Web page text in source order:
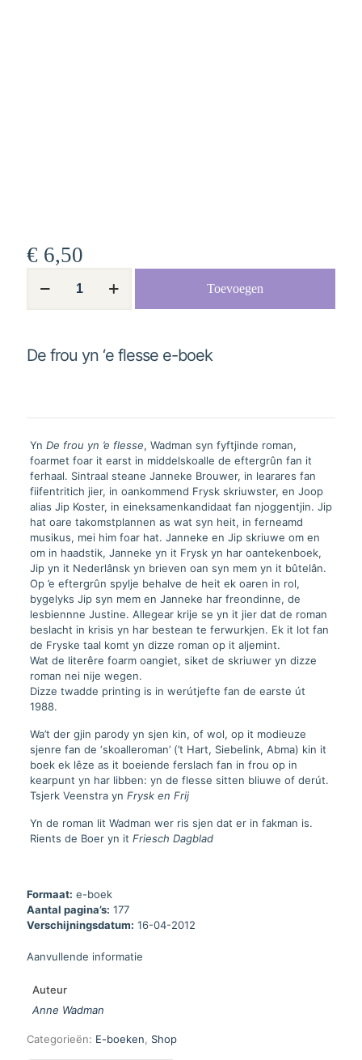
€ 6,50
frou
e-
Toevoegen
De frou yn ‘e flesse e-boek
Yn De frou yn ’e flesse, Wadman syn fyftjinde roman,
foarmet foar it earst in middelskoalle de eftergrûn fan it
ferhaal. Sintraal steane Janneke Brouwer, in learares fan
fiifentritich jier, in oankommend Frysk skriuwster, en Joop
alias Jip Koster, in eineksamenkandidaat fan njoggentjin. Jip
hat oare takomstplannen as wat syn heit, in ferneamd
musikus, mei him foar hat. Janneke en Jip skriuwe om en
om in haadstik, Janneke yn it Frysk yn har oantekenboek,
Jip yn it Nederlânsk yn brieven oan syn mem yn it bûtelân.
Op ’e eftergrûn spylje behalve de heit ek oaren in rol,
bygelyks Jip syn mem en Janneke har freondinne, de
lesbiennne Justine. Allegear krije se yn it jier dat de roman
beslacht in krisis yn har bestean te ferwurkjen. Ek it lot fan
de Fryske taal komt yn dizze roman op it aljemint.
Wat de literêre foarm oangiet, siket de skriuwer yn dizze
roman nei nije wegen.
Dizze twadde printing is in werútjefte fan de earste út
1988.
Wa’t der gjin parody yn sjen kin, of wol, op it modieuze
sjenre fan de ‘skoalleroman’ (’t Hart, Siebelink, Abma) kin it
boek ek lêze as it boeiende ferslach fan in frou op in
kearpunt yn har libben: yn de flesse sitten bliuwe of derút.
Tsjerk Veenstra yn Frysk en Frij
Yn de roman lit Wadman wer ris sjen dat er in fakman is.
Rients de Boer yn it Friesch Dagblad
Formaat: e-boek
Aantal pagina’s: 177
Verschijningsdatum: 16-04-2012
Aanvullende informatie
Auteur
Anne Wadman
Categorieën: E-boeken, Shop